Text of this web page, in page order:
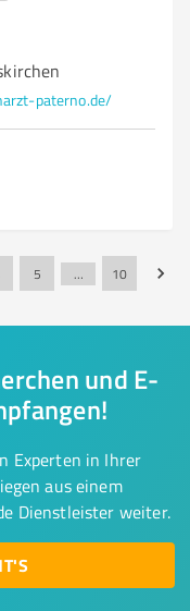
paterno.de/
5 … 10
und E-
Experten in Ihrer
aus einem
Dienstleister weiter.